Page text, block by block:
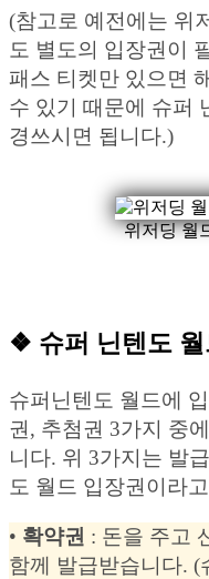
(참고로 예전에는 위
도 별도의 입장권이
패스 티켓만 있으면
수 있기 때문에 슈퍼
경쓰시면 됩니다.)
위저딩 월
❖ 슈퍼 닌텐도 월
슈퍼닌텐도 월드에
권, 추첨권 3가지 중
니다. 위 3가지는 발
도 월드 입장권이라
• 확약권 : 돈을 주고
함께 발급받습니다.